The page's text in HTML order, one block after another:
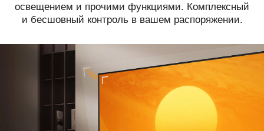
освещением и прочими функциями. Комплексный
и бесшовный контроль в вашем распоряжении.